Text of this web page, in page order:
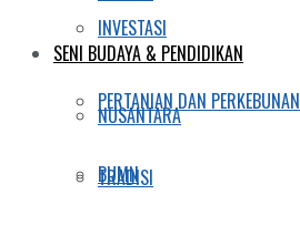
SENI BUDAYA & PENDIDIKAN
NUSANTARA
TRADISI
INVESTASI
PERTANIAN DAN PERKEBUNAN
BUMN